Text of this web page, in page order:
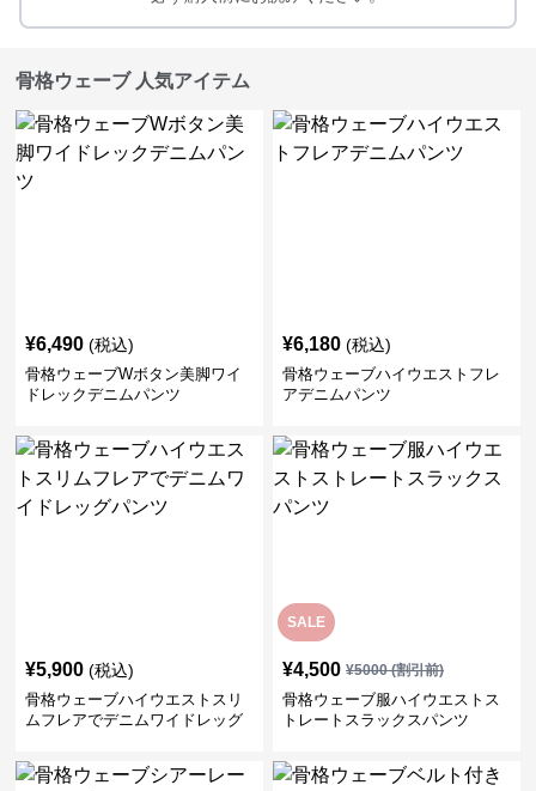
骨格ウェーブ 人気アイテム
¥6,490 (税込)
骨格ウェーブWボタン美脚ワイ
ドレックデニムパンツ
¥6,180 (税込)
骨格ウェーブハイウエストフレ
アデニムパンツ
¥5,900 (税込)
骨格ウェーブハイウエストスリ
ムフレアでデニムワイドレッグ
SALE
¥4,500 ¥5000(割引前)
骨格ウェーブ服ハイウエストス
トレートスラックスパンツ